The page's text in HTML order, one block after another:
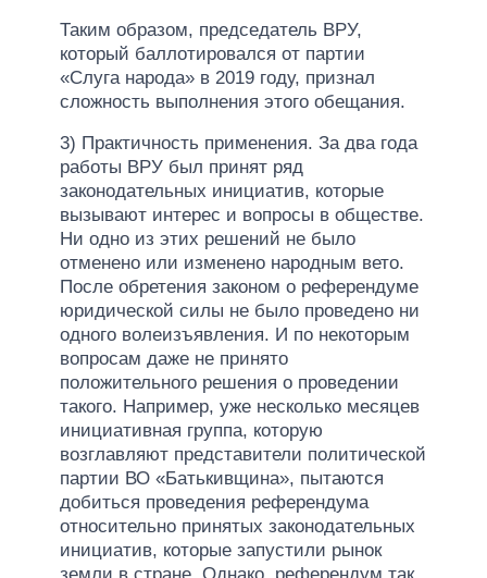
Таким образом, председатель ВРУ,
который баллотировался от партии
«Слуга народа» в 2019 году, признал
сложность выполнения этого обещания.
3) Практичность применения. За два года
работы ВРУ был принят ряд
законодательных инициатив, которые
вызывают интерес и вопросы в обществе.
Ни одно из этих решений не было
отменено или изменено народным вето.
После обретения законом о референдуме
юридической силы не было проведено ни
одного волеизъявления. И по некоторым
вопросам даже не принято
положительного решения о проведении
такого. Например, уже несколько месяцев
инициативная группа, которую
возглавляют представители политической
партии ВО «Батькивщина», пытаются
добиться проведения референдума
относительно принятых законодательных
инициатив, которые запустили рынок